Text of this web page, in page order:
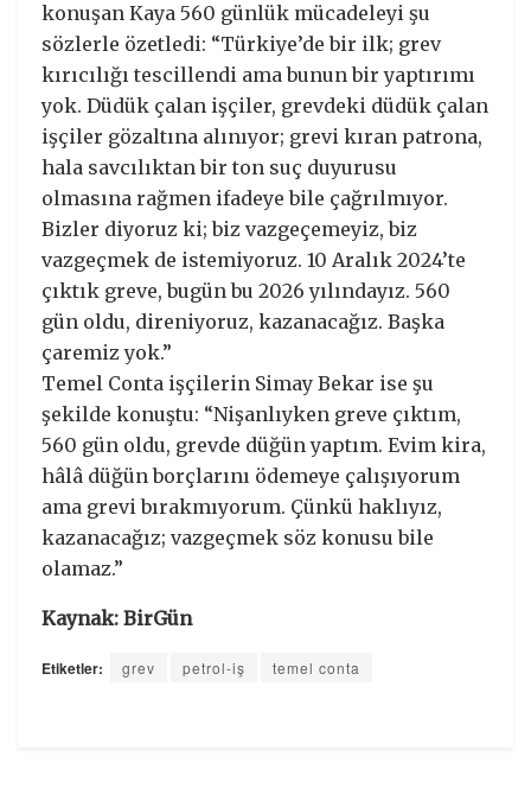
konuşan Kaya 560 günlük mücadeleyi şu
sözlerle özetledi: “Türkiye’de bir ilk; grev
kırıcılığı tescillendi ama bunun bir yaptırımı
yok. Düdük çalan işçiler, grevdeki düdük çalan
işçiler gözaltına alınıyor; grevi kıran patrona,
hala savcılıktan bir ton suç duyurusu
olmasına rağmen ifadeye bile çağrılmıyor.
Bizler diyoruz ki; biz vazgeçemeyiz, biz
vazgeçmek de istemiyoruz. 10 Aralık 2024’te
çıktık greve, bugün bu 2026 yılındayız. 560
gün oldu, direniyoruz, kazanacağız. Başka
çaremiz yok.”
Temel Conta işçilerin Simay Bekar ise şu
şekilde konuştu: “Nişanlıyken greve çıktım,
560 gün oldu, grevde düğün yaptım. Evim kira,
hâlâ düğün borçlarını ödemeye çalışıyorum
ama grevi bırakmıyorum. Çünkü haklıyız,
kazanacağız; vazgeçmek söz konusu bile
olamaz.”
Kaynak: BirGün
Etiketler: grev petrol-iş temel conta